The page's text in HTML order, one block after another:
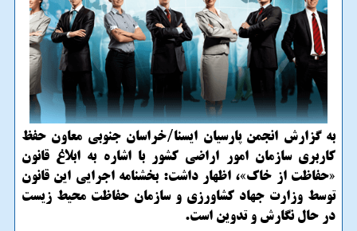
به گزارش انجمن پارسیان ایسنا/خراسان جنوبی معاون حفظ
كاربری سازمان امور اراضی كشور با اشاره به ابلاغ قانون
«حفاظت از خاك»، اظهار داشت: بخشنامه اجرایی این قانون
توسط وزارت جهاد كشاورزی و سازمان حفاظت محیط زیست
در حال نگارش و تدوین است.